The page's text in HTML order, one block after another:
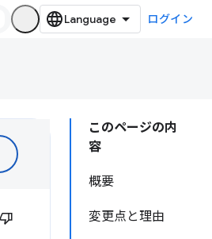
ログイン
このページの内
容
概要
変更点と理由